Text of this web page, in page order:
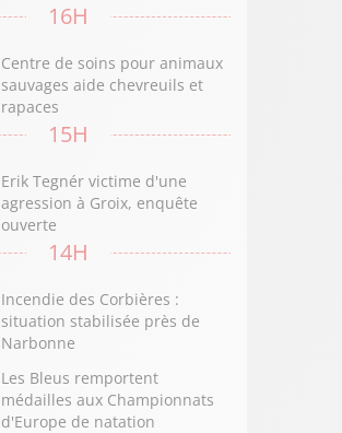
16H
Centre de soins pour animaux
sauvages aide chevreuils et
rapaces
15H
Erik Tegnér victime d'une
agression à Groix, enquête
ouverte
14H
Incendie des Corbières :
situation stabilisée près de
Narbonne
Les Bleus remportent
médailles aux Championnats
d'Europe de natation